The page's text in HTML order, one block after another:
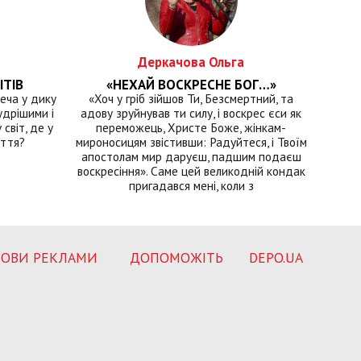
у дику
і
де у
Деркачова Ольга
«НЕХАЙ ВОСКРЕСНЕ БОГ…»
«Хоч у гріб зійшов Ти, Безсмертний, та
адову зруйнував ти силу, і воскрес єси як
переможець, Христе Боже, жінкам-
мироносицям звістивши: Радуйтеся, і Твоїм
апостолам мир даруєш, падшим подаєш
воскресіння». Саме цей великодній кондак
пригадався мені, коли з
РЕКЛАМИ ДОПОМОЖІТЬ DEPO.UA